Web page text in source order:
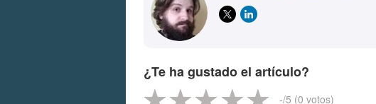
¿Te ha gustado el artículo?
-/5 (0 votos)